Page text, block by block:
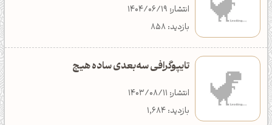
انتشار: 1404/06/19
بازدید: 858
تایپوگرافی سه‌بعدی ساده هیچ
انتشار: 1403/08/11
بازدید: 1,684